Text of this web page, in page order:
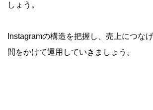
しょう。
Instagramの構造を把握し、売上につな
間をかけて運用していきましょう。